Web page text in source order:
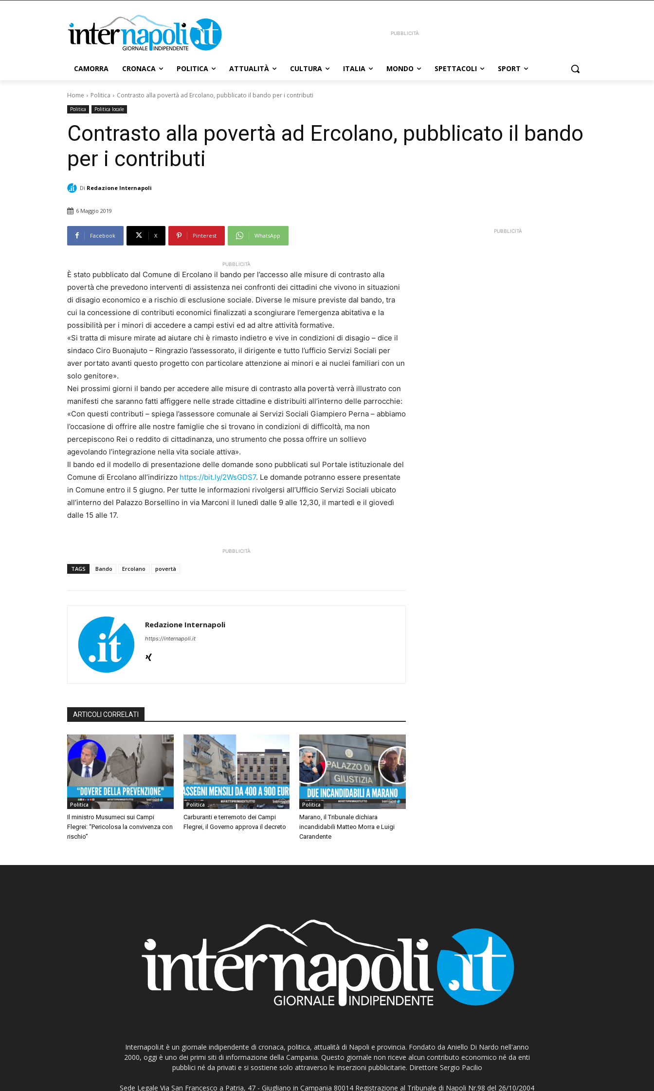
PUBBLICITÀ
CAMORRA CRONACA POLITICA ATTUALITÀ CULTURA ITALIA MONDO SPETTACOLI SPORT
Home Politica Contrasto alla povertà ad Ercolano, pubblicato il bando per i contributi
Politica Politica locale
Contrasto alla povertà ad Ercolano, pubblicato il bando
per i contributi
Di Redazione Internapoli
6 Maggio 2019
Facebook X Pinterest WhatsApp
PUBBLICITÀ
È stato pubblicato dal Comune di Ercolano il bando per l’accesso alle misure di contrasto alla
povertà che prevedono interventi di assistenza nei confronti dei cittadini che vivono in situazioni
di disagio economico e a rischio di esclusione sociale. Diverse le misure previste dal bando, tra
cui la concessione di contributi economici finalizzati a scongiurare l’emergenza abitativa e la
possibilità per i minori di accedere a campi estivi ed ad altre attività formative.
«Si tratta di misure mirate ad aiutare chi è rimasto indietro e vive in condizioni di disagio – dice il
sindaco Ciro Buonajuto – Ringrazio l’assessorato, il dirigente e tutto l’ufficio Servizi Sociali per
aver portato avanti questo progetto con particolare attenzione ai minori e ai nuclei familiari con un
solo genitore».
Nei prossimi giorni il bando per accedere alle misure di contrasto alla povertà verrà illustrato con
manifesti che saranno fatti affiggere nelle strade cittadine e distribuiti all’interno delle parrocchie:
«Con questi contributi – spiega l’assessore comunale ai Servizi Sociali Giampiero Perna – abbiamo
l’occasione di offrire alle nostre famiglie che si trovano in condizioni di difficoltà, ma non
percepiscono Rei o reddito di cittadinanza, uno strumento che possa offrire un sollievo
agevolando l’integrazione nella vita sociale attiva».
Il bando ed il modello di presentazione delle domande sono pubblicati sul Portale istituzionale del
Comune di Ercolano all’indirizzo https://bit.ly/2WsGDS7. Le domande potranno essere presentate
in Comune entro il 5 giugno. Per tutte le informazioni rivolgersi all’Ufficio Servizi Sociali ubicato
all’interno del Palazzo Borsellino in via Marconi il lunedì dalle 9 alle 12,30, il martedì e il giovedì
dalle 15 alle 17.
PUBBLICITÀ
TAGS Bando Ercolano povertà
Redazione Internapoli
https://internapoli.it
ARTICOLI CORRELATI
Politica
Il ministro Musumeci sui Campi
Flegrei: “Pericolosa la convivenza con
rischio”
Politica
Carburanti e terremoto dei Campi
Flegrei, il Governo approva il decreto
Politica
Marano, il Tribunale dichiara
incandidabili Matteo Morra e Luigi
Carandente
PUBBLICITÀ
Internapoli.it è un giornale indipendente di cronaca, politica, attualità di Napoli e provincia. Fondato da Aniello Di Nardo nell'anno
2000, oggi è uno dei primi siti di informazione della Campania. Questo giornale non riceve alcun contributo economico né da enti
pubblici né da privati e si sostiene solo attraverso le inserzioni pubblicitarie. Direttore Sergio Pacilio
Sede Legale Via San Francesco a Patria, 47 - Giugliano in Campania 80014 Registrazione al Tribunale di Napoli Nr.98 del 26/10/2004